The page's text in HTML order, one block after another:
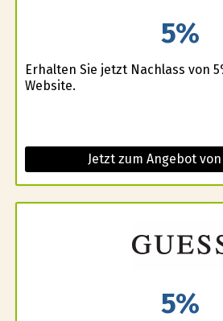
5%
Erhalten Sie jetzt Nachlass von
Website.
Jetzt zum Angebot
5%